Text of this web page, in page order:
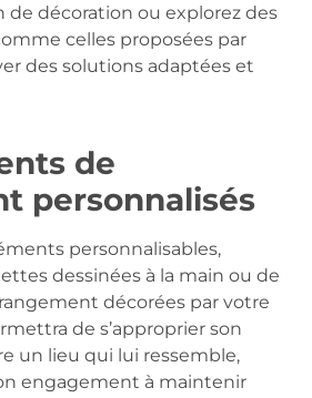
de décoration ou explorez des
celles proposées par
des solutions adaptées et
de
personnalisés
personnalisables,
dessinées à la main ou de
décorées par votre
de s’approprier son
un lieu qui lui ressemble,
engagement à maintenir